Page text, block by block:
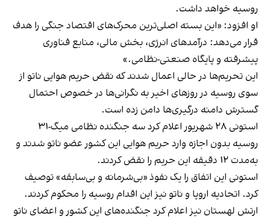
روسیه خواهد داشت.
او افزود: «این بسته اصلی‌ترین محرک‌های اقتصاد جنگی را هدف
قرار می‌دهد: درآمدهای انرژی، بخش مالی، منابع فناوری
پیشرفته و پایگاه صنعتی-نظامی.»
این تحریم‌ها در حالی اعمال شدند که نقض حریم هوایی ناتو از
سوی روسیه در روزهای اخیر به نگرانی‌ها در خصوص احتمال
گسترش دامنه درگیری‌ها دامن زده است.
استونی ۲۸ شهریور اعلام کرد سه جنگنده نظامی میگ-۳۱
روسیه بدون اجازه وارد حریم هوایی این کشور عضو ناتو شدند و
به‌مدت ۱۲ دقیقه این حریم را نقض کردند.
استونی این اتفاق را یک نفوذ «بی‌شرمانه و بی‌سابقه» توصیف
کرد. اتحادیه اروپا و ناتو نیز این اقدام روسیه را محکوم کردند.
ارتش لهستان نیز اعلام کرد جنگنده‌های این کشور و اعضای ناتو